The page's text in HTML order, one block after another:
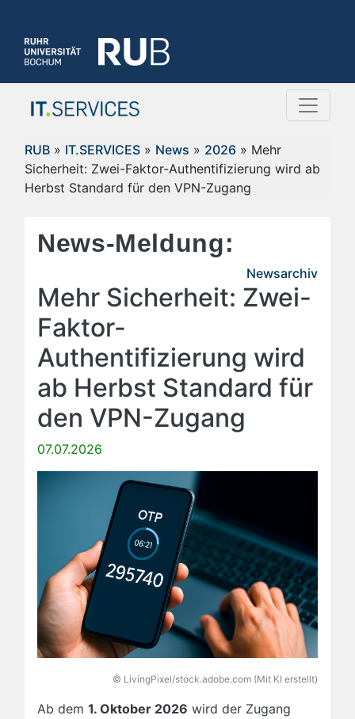
RUB » IT.SERVICES » News » 2026 » Mehr
Sicherheit: Zwei-Faktor-Authentifizierung wird ab
Herbst Standard für den VPN-Zugang
News-Meldung:
Newsarchiv
Mehr Sicherheit: Zwei-
Faktor-
Authentifizierung wird
ab Herbst Standard für
den VPN-Zugang
07.07.2026
© LivingPixel/stock.adobe.com (Mit KI erstellt)
Ab dem 1. Oktober 2026 wird der Zugang